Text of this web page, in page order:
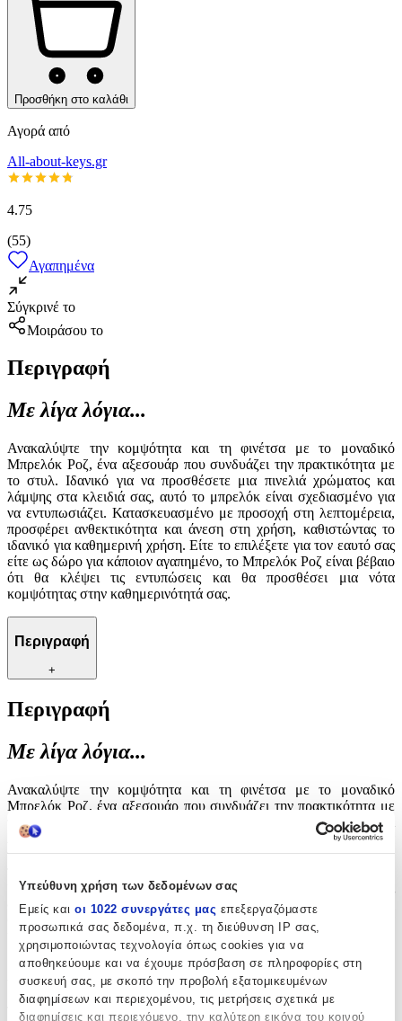
Υπεύθυνη χρήση των δεδομένων σας
Εμείς και οι 1022 συνεργάτες μας επεξεργαζόμαστε
προσωπικά σας δεδομένα, π.χ. τη διεύθυνση IP σας,
χρησιμοποιώντας τεχνολογία όπως cookies για να
αποθηκεύουμε και να έχουμε πρόσβαση σε πληροφορίες στη
συσκευή σας, με σκοπό την προβολή εξατομικευμένων
διαφημίσεων και περιεχομένου, τις μετρήσεις σχετικά με
διαφημίσεις και περιεχόμενο, την καλύτερη εικόνα του κοινού
Προσθήκη στο καλάθι
Αγορά από
All-about-keys.gr
4.75
(55)
Αγαπημένα
Σύγκρινέ το
Μοιράσου το
Περιγραφή
Με λίγα λόγια...
Ανακαλύψτε την κομψότητα και τη φινέτσα με το μοναδικό
Μπρελόκ Ροζ, ένα αξεσουάρ που συνδυάζει την πρακτικότητα με
το στυλ. Ιδανικό για να προσθέσετε μια πινελιά χρώματος και
λάμψης στα κλειδιά σας, αυτό το μπρελόκ είναι σχεδιασμένο για
να εντυπωσιάζει. Κατασκευασμένο με προσοχή στη λεπτομέρεια,
προσφέρει ανθεκτικότητα και άνεση στη χρήση, καθιστώντας το
ιδανικό για καθημερινή χρήση. Είτε το επιλέξετε για τον εαυτό σας
είτε ως δώρο για κάποιον αγαπημένο, το Μπρελόκ Ροζ είναι βέβαιο
ότι θα κλέψει τις εντυπώσεις και θα προσθέσει μια νότα
κομψότητας στην καθημερινότητά σας.
Περιγραφή
+
Περιγραφή
Με λίγα λόγια...
Ανακαλύψτε την κομψότητα και τη φινέτσα με το μοναδικό
Μπρελόκ Ροζ, ένα αξεσουάρ που συνδυάζει την πρακτικότητα με
το στυλ. Ιδανικό για να προσθέσετε μια πινελιά χρώματος και
λάμψης στα κλειδιά σας, αυτό το μπρελόκ είναι σχεδιασμένο για
να εντυπωσιάζει. Κατασκευασμένο με προσοχή στη λεπτομέρεια,
ιδανικό για καθημερινή χρήση. Είτε το επιλέξετε για τον εαυτό σας
είτε ως δώρο για κάποιον αγαπημένο, το Μπρελόκ Ροζ είναι βέβαιο
ότι θα κλέψει τις εντυπώσεις και θα προσθέσει μια νότα
κομψότητας στην καθημερινότητά σας.
Χαρακτηριστικά
Τύπος: